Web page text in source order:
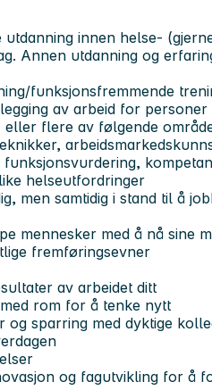
innen helse-
Annen utdanning og
funksjonsfremmende
av arbeid for
flere av følgende
helseutfordringer
men samtidig i stand til å
mennesker med å nå sine
fremføringsevner
av arbeidet ditt
rom for å tenke nytt
og sparring med dyktige
og fagutvikling for å